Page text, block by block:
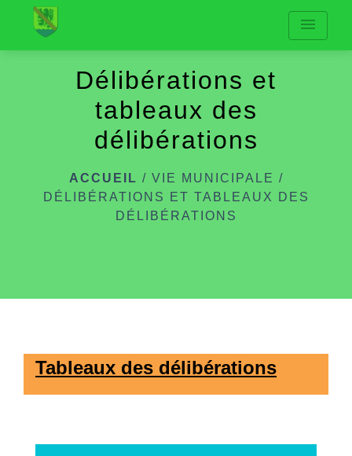
menu
Délibérations et
tableaux des
délibérations
ACCUEIL / VIE MUNICIPALE /
DÉLIBÉRATIONS ET TABLEAUX DES
DÉLIBÉRATIONS
Tableaux des délibérations